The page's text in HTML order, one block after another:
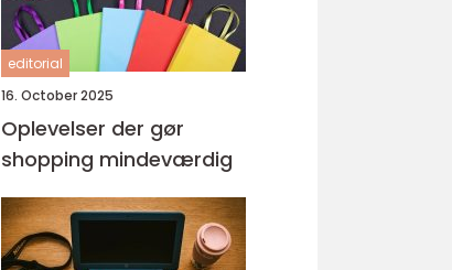
editorial
16. October 2025
Oplevelser der gør
shopping mindeværdig